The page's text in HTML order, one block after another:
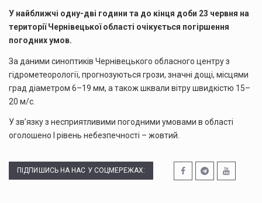
У найближчі одну-дві години та до кінця доби 23 червня на
території Чернівецької області очікується погіршення
погодних умов.
За даними синоптиків Чернівецького обласного центру з
гідрометеорології, прогнозуються грози, значні дощі, місцями
град діаметром 6–19 мм, а також шквали вітру швидкістю 15–
20 м/с.
У зв’язку з несприятливими погодними умовами в області
оголошено І рівень небезпечності – жовтий.
ПІДПИШИСЬ НА НАС У СОЦМЕРЕЖАХ: